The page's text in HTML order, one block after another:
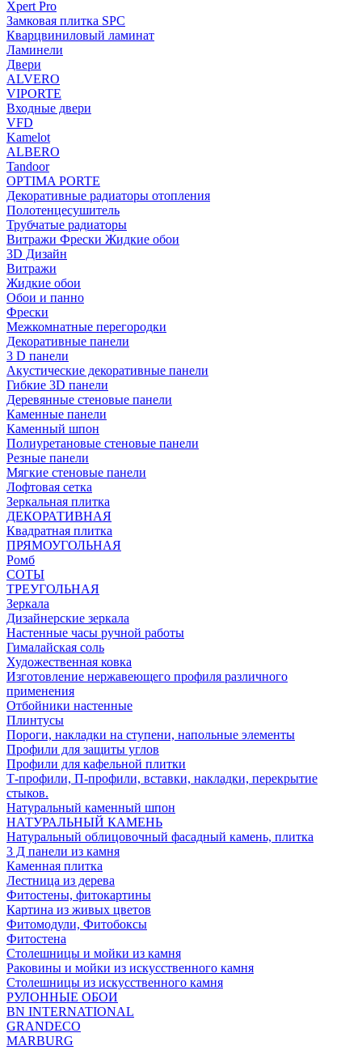
Xpert Pro
Замковая плитка SPC
Кварцвиниловый ламинат
Ламинели
Двери
ALVERO
VIPORTE
Входные двери
VFD
Kamelot
ALBERO
Tandoor
OPTIMA PORTE
Декоративные радиаторы отопления
Полотенцесушитель
Трубчатые радиаторы
Витражи Фрески Жидкие обои
3D Дизайн
Витражи
Жидкие обои
Обои и панно
Фрески
Межкомнатные перегородки
Декоративные панели
3 D панели
Акустические декоративные панели
Гибкие 3D панели
Деревянные стеновые панели
Каменные панели
Каменный шпон
Полиуретановые стеновые панели
Резные панели
Мягкие стеновые панели
Лофтовая сетка
Зеркальная плитка
ДЕКОРАТИВНАЯ
Квадратная плитка
ПРЯМОУГОЛЬНАЯ
Ромб
СОТЫ
ТРЕУГОЛЬНАЯ
Зеркала
Дизайнерские зеркала
Настенные часы ручной работы
Гималайская соль
Художественная ковка
Изготовление нержавеющего профиля различного
применения
Отбойники настенные
Плинтусы
Пороги, накладки на ступени, напольные элементы
Профили для защиты углов
Профили для кафельной плитки
Т-профили, П-профили, вставки, накладки, перекрытие
стыков.
Натуральный каменный шпон
НАТУРАЛЬНЫЙ КАМЕНЬ
Натуральный облицовочный фасадный камень, плитка
3 Д панели из камня
Каменная плитка
Лестница из дерева
Фитостены, фитокартины
Картина из живых цветов
Фитомодули, Фитобоксы
Фитостена
Столешницы и мойки из камня
Раковины и мойки из искусственного камня
Столешницы из искусственного камня
РУЛОННЫЕ ОБОИ
BN INTERNATIONAL
GRANDECO
MARBURG